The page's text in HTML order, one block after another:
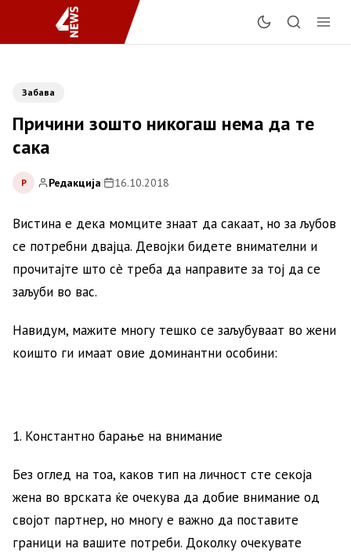
Забава
Причини зошто никогаш нема да те
сака
Р Редакција| 16.10.2018
Вистина е дека момците знаат да сакаат, но за љубов
се потребни двајца. Девојки бидете внимателни и
прочитајте што сè треба да направите за тој да се
заљуби во вас.
Навидум, мажите многу тешко се заљубуваат во жени
коишто ги имаат овие доминантни особини:
1. Константно барање на внимание
Без оглед на тоа, каков тип на личност сте секоја
жена во врската ќе очекува да добие внимание од
својот партнер, но многу е важно да поставите
граници на вашите потреби. Доколку очекувате